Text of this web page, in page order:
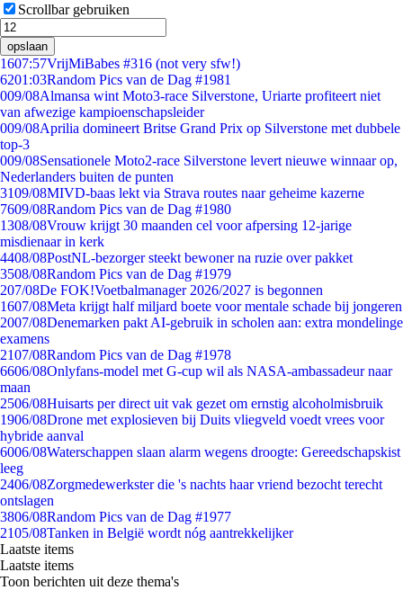
Scrollbar gebruiken
opslaan
1607:57VrijMiBabes #316 (not very sfw!)
6201:03Random Pics van de Dag #1981
009/08Almansa wint Moto3-race Silverstone, Uriarte profiteert niet
van afwezige kampioenschapsleider
009/08Aprilia domineert Britse Grand Prix op Silverstone met dubbele
top-3
009/08Sensationele Moto2-race Silverstone levert nieuwe winnaar op,
Nederlanders buiten de punten
3109/08MIVD-baas lekt via Strava routes naar geheime kazerne
7609/08Random Pics van de Dag #1980
1308/08Vrouw krijgt 30 maanden cel voor afpersing 12-jarige
misdienaar in kerk
4408/08PostNL-bezorger steekt bewoner na ruzie over pakket
3508/08Random Pics van de Dag #1979
207/08De FOK!Voetbalmanager 2026/2027 is begonnen
1607/08Meta krijgt half miljard boete voor mentale schade bij jongeren
2007/08Denemarken pakt AI-gebruik in scholen aan: extra mondelinge
examens
2107/08Random Pics van de Dag #1978
6606/08Onlyfans-model met G-cup wil als NASA-ambassadeur naar
maan
2506/08Huisarts per direct uit vak gezet om ernstig alcoholmisbruik
1906/08Drone met explosieven bij Duits vliegveld voedt vrees voor
hybride aanval
6006/08Waterschappen slaan alarm wegens droogte: Gereedschapskist
leeg
2406/08Zorgmedewerkster die 's nachts haar vriend bezocht terecht
ontslagen
3806/08Random Pics van de Dag #1977
2105/08Tanken in België wordt nóg aantrekkelijker
Laatste items
Laatste items
Toon berichten uit deze thema's